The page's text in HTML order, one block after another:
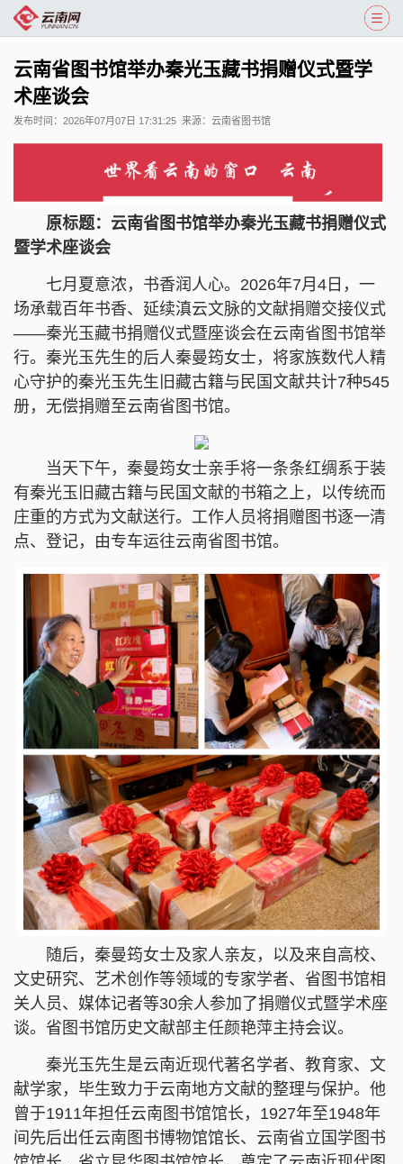
云南省图书馆举办秦光玉藏书捐赠仪式暨学
术座谈会
发布时间： 2026年07月07日 17:31:25 来源： 云南省图书馆
原标题：云南省图书馆举办秦光玉藏书捐赠仪式
暨学术座谈会
七月夏意浓，书香润人心。2026年7月4日，一
场承载百年书香、延续滇云文脉的文献捐赠交接仪式
——秦光玉藏书捐赠仪式暨座谈会在云南省图书馆举
行。秦光玉先生的后人秦曼筠女士，将家族数代人精
心守护的秦光玉先生旧藏古籍与民国文献共计7种545
册，无偿捐赠至云南省图书馆。
当天下午，秦曼筠女士亲手将一条条红绸系于装
有秦光玉旧藏古籍与民国文献的书箱之上，以传统而
庄重的方式为文献送行。工作人员将捐赠图书逐一清
点、登记，由专车运往云南省图书馆。
随后，秦曼筠女士及家人亲友，以及来自高校、
文史研究、艺术创作等领域的专家学者、省图书馆相
关人员、媒体记者等30余人参加了捐赠仪式暨学术座
谈。省图书馆历史文献部主任颜艳萍主持会议。
秦光玉先生是云南近现代著名学者、教育家、文
献学家，毕生致力于云南地方文献的整理与保护。他
曾于1911年担任云南图书馆馆长，1927年至1948年
间先后出任云南图书博物馆馆长、云南省立国学图书